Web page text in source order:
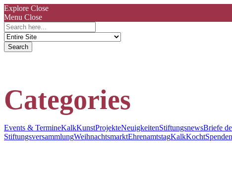
Explore Close
Menu Close
Search
for:
Categories
Events & TermineKalkKunstProjekteNeuigkeitenStiftungsnewsBriefe
StiftungsversammlungWeihnachtsmarktEhrenamtstagKalkKocht